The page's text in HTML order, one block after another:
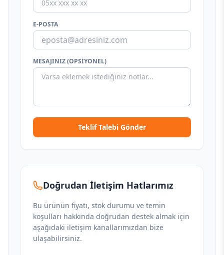
E-POSTA
MESAJINIZ (OPSIYONEL)
Teklif Talebi Gönder
Doğrudan İletişim Hatlarımız
Bu ürünün fiyatı, stok durumu ve temin
koşulları hakkında doğrudan destek almak için
aşağıdaki iletişim kanallarımızdan bize
ulaşabilirsiniz.